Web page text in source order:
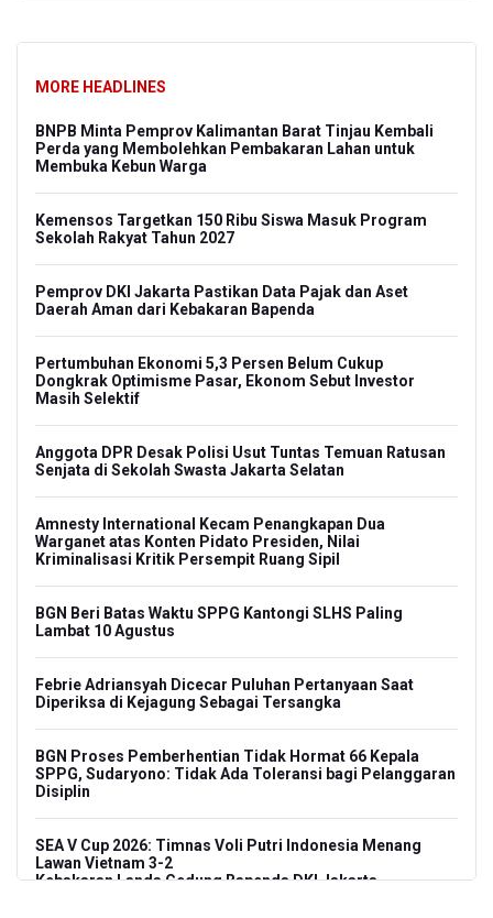
MORE HEADLINES
BNPB Minta Pemprov Kalimantan Barat Tinjau Kembali
Perda yang Membolehkan Pembakaran Lahan untuk
Membuka Kebun Warga
Kemensos Targetkan 150 Ribu Siswa Masuk Program
Sekolah Rakyat Tahun 2027
Pemprov DKI Jakarta Pastikan Data Pajak dan Aset
Daerah Aman dari Kebakaran Bapenda
Pertumbuhan Ekonomi 5,3 Persen Belum Cukup
Dongkrak Optimisme Pasar, Ekonom Sebut Investor
Masih Selektif
Anggota DPR Desak Polisi Usut Tuntas Temuan Ratusan
Senjata di Sekolah Swasta Jakarta Selatan
Amnesty International Kecam Penangkapan Dua
Warganet atas Konten Pidato Presiden, Nilai
Kriminalisasi Kritik Persempit Ruang Sipil
BGN Beri Batas Waktu SPPG Kantongi SLHS Paling
Lambat 10 Agustus
Febrie Adriansyah Dicecar Puluhan Pertanyaan Saat
Diperiksa di Kejagung Sebagai Tersangka
BGN Proses Pemberhentian Tidak Hormat 66 Kepala
SPPG, Sudaryono: Tidak Ada Toleransi bagi Pelanggaran
Disiplin
SEA V Cup 2026: Timnas Voli Putri Indonesia Menang
Lawan Vietnam 3-2
Kebakaran Landa Gedung Bapenda DKI Jakarta